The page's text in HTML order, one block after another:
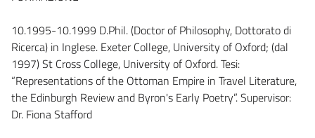
10.1995-10.1999 D.Phil. (Doctor of Philosophy, Dottorato di
Ricerca) in Inglese. Exeter College, University of Oxford; (dal
1997) St Cross College, University of Oxford. Tesi:
“Representations of the Ottoman Empire in Travel Literature,
the Edinburgh Review and Byron's Early Poetry”. Supervisor:
Dr. Fiona Stafford